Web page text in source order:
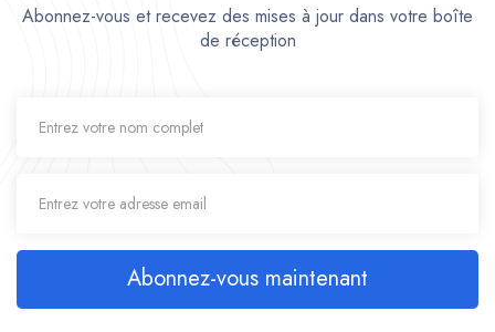
Abonnez-vous et recevez des mises à jour dans votre boîte
de réception
Abonnez-vous maintenant